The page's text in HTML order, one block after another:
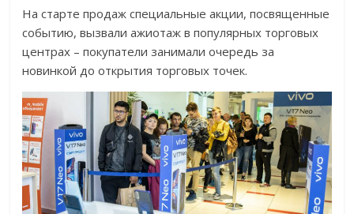
На старте продаж специальные акции, посвященные
событию, вызвали ажиотаж в популярных торговых
центрах – покупатели занимали очередь за
новинкой до открытия торговых точек.